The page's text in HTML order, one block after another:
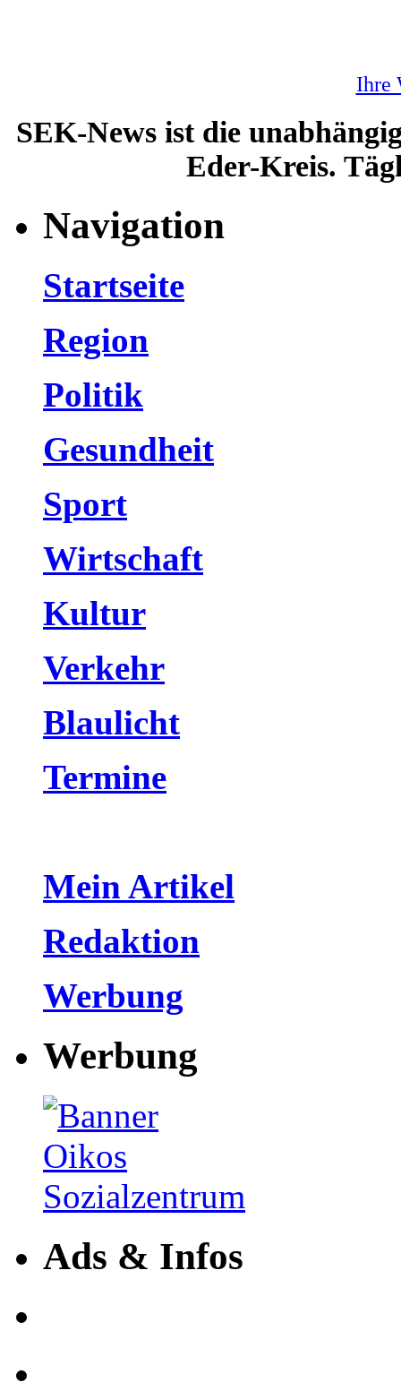
Ihre
SEK-News ist die
Eder-Kreis.
Navigation
Startseite
Region
Politik
Gesundheit
Sport
Wirtschaft
Kultur
Verkehr
Blaulicht
Termine
Mein Artikel
Redaktion
Werbung
Werbung
Ads & Infos